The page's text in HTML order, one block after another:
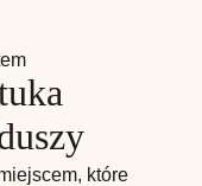
które